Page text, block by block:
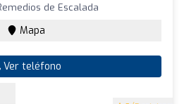
de Escalada
Mapa
Ver teléfono